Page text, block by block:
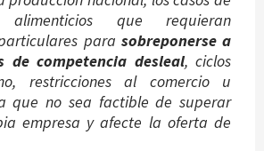
alimenticios que requieran
para sobreponerse a
de competencia desleal, ciclos
restricciones al comercio u
que no sea factible de superar
empresa y afecte la oferta de